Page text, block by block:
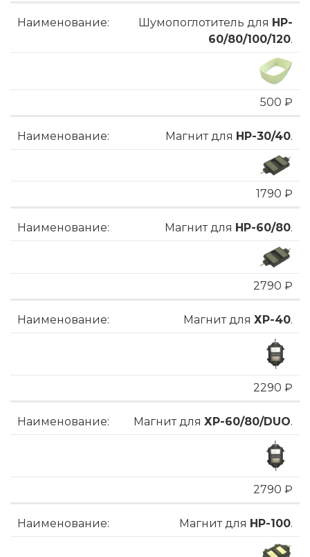
Шумопоглотитель для HP-
60/80/100/120.
500 ₽
Магнит для HP-30/40.
1790 ₽
Магнит для HP-60/80.
2790 ₽
Магнит для ХP-40.
2290 ₽
Магнит для ХP-60/80/DUO.
2790 ₽
Магнит для HP-100.